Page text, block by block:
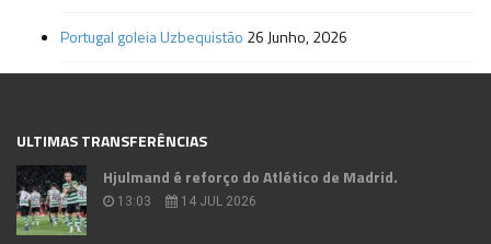
Portugal goleia Uzbequistão 26 Junho, 2026
ULTIMAS TRANSFERÊNCIAS
Hjulmand é reforço do Atlético de Madrid.
13:03 14 JUL 2026